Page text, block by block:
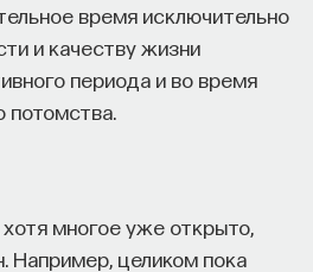
время исключительно
и качеству жизни
периода и во время
потомства.
многое уже открыто,
Например, целиком пока
вклад в дело